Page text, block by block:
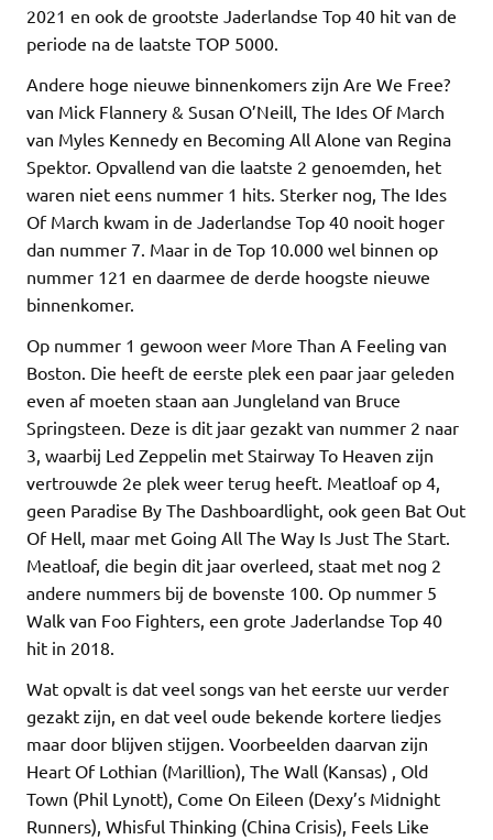
2021 en ook de grootste Jaderlandse Top 40 hit van de
periode na de laatste TOP 5000.
Andere hoge nieuwe binnenkomers zijn Are We Free?
van Mick Flannery & Susan O’Neill, The Ides Of March
van Myles Kennedy en Becoming All Alone van Regina
Spektor. Opvallend van die laatste 2 genoemden, het
waren niet eens nummer 1 hits. Sterker nog, The Ides
Of March kwam in de Jaderlandse Top 40 nooit hoger
dan nummer 7. Maar in de Top 10.000 wel binnen op
nummer 121 en daarmee de derde hoogste nieuwe
binnenkomer.
Op nummer 1 gewoon weer More Than A Feeling van
Boston. Die heeft de eerste plek een paar jaar geleden
even af moeten staan aan Jungleland van Bruce
Springsteen. Deze is dit jaar gezakt van nummer 2 naar
3, waarbij Led Zeppelin met Stairway To Heaven zijn
vertrouwde 2e plek weer terug heeft. Meatloaf op 4,
geen Paradise By The Dashboardlight, ook geen Bat Out
Of Hell, maar met Going All The Way Is Just The Start.
Meatloaf, die begin dit jaar overleed, staat met nog 2
andere nummers bij de bovenste 100. Op nummer 5
Walk van Foo Fighters, een grote Jaderlandse Top 40
hit in 2018.
Wat opvalt is dat veel songs van het eerste uur verder
gezakt zijn, en dat veel oude bekende kortere liedjes
maar door blijven stijgen. Voorbeelden daarvan zijn
Heart Of Lothian (Marillion), The Wall (Kansas) , Old
Town (Phil Lynott), Come On Eileen (Dexy’s Midnight
Runners), Whisful Thinking (China Crisis), Feels Like